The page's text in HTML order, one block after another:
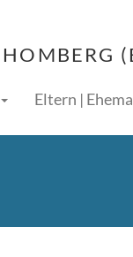
Eltern |